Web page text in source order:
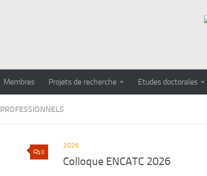
Membres Projets de recherche Etudes doctorales
PROFESSIONNELS
0
2026
Colloque ENCATC 2026